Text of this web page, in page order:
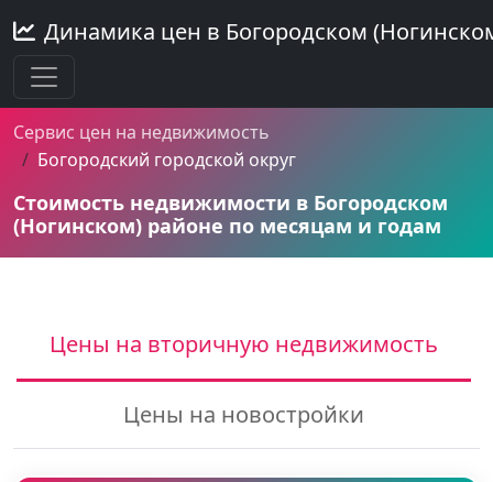
Динамика цен в Богородском
Сервис цен на недвижимость
Богородский городской округ
Стоимость недвижимости в Богородском
(Ногинском) районе по месяцам и годам
Цены на вторичную недвижимость
Цены на новостройки